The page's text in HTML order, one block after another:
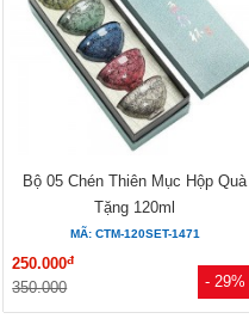
- 29%
Bộ 05 Chén Thiên Mục Hộp Quà
Tặng 120ml
MÃ: CTM-120SET-1471
250.000đ
350.000